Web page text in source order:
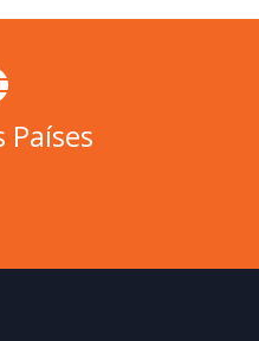
Países